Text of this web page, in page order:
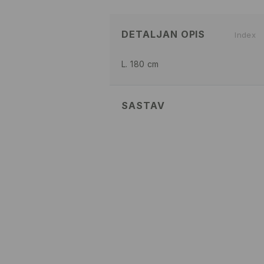
DETALJAN OPIS
Index
L. 180 cm
SASTAV